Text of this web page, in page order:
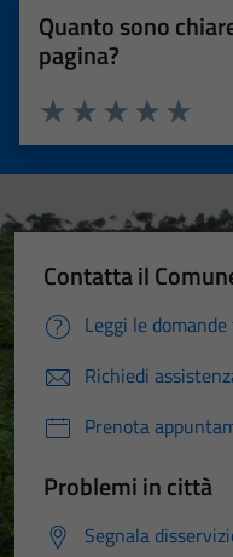
Quanto sono
pagina?
Valuta
Valuta 4
Valuta 3 stelle
Valuta 2 stelle su 5
Valuta 1 stelle su 5
Contatta il
Leggi le
Richiedi
Prenota
Problemi in città
Segnala